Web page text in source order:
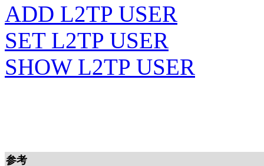
ADD L2TP USER
SET L2TP USER
SHOW L2TP USER
参考